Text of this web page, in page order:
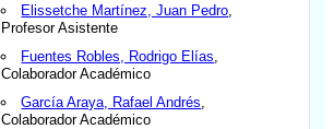
Elissetche Martínez, Juan Pedro
Profesor Asistente
Fuentes Robles, Rodrigo Elías
Colaborador Académico
García Araya, Rafael Andrés
Colaborador Académico